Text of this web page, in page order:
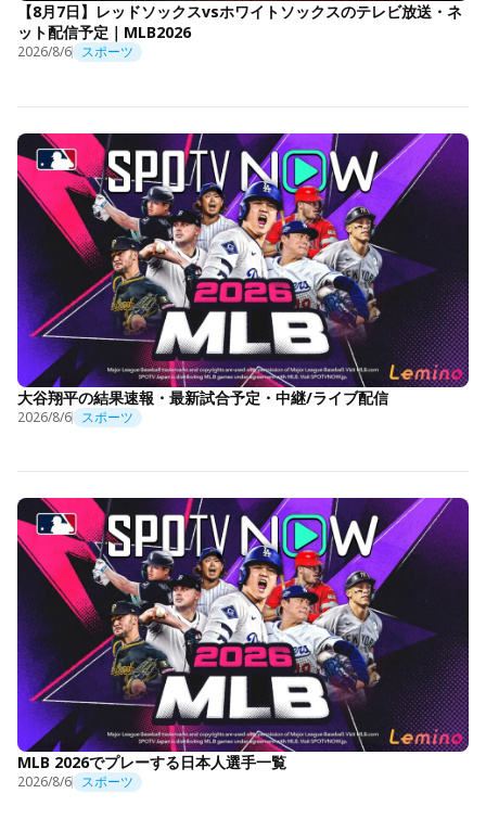
【8月7日】レッドソックスvsホワイトソックスのテレビ放送・ネ
ット配信予定｜MLB2026
2026/8/6 スポーツ
大谷翔平の結果速報・最新試合予定・中継/ライブ配信
2026/8/6 スポーツ
MLB 2026でプレーする日本人選手一覧
2026/8/6 スポーツ